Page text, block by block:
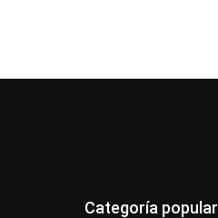
Categoría popular